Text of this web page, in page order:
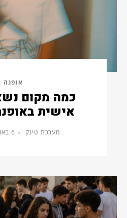
אופנה
כמה מקום
אישית
מערכת טינק 6 באוגוסט, 2026